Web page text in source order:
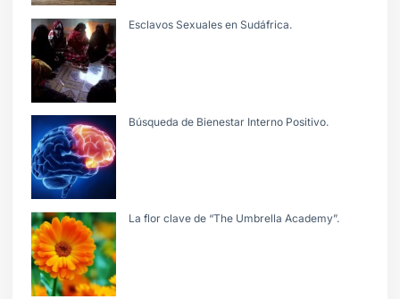
Esclavos Sexuales en Sudáfrica.
Búsqueda de Bienestar Interno Positivo.
La flor clave de “The Umbrella Academy”.